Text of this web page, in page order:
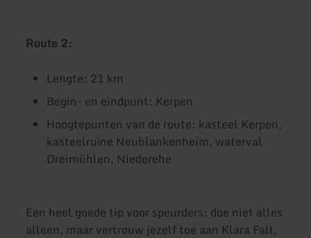
Route 2:
Lengte: 21 km
Begin- en eindpunt: Kerpen
Hoogtepunten van de route: kasteel Kerpen,
kasteelruïne Neublankenheim, waterval
Dreimühlen, Niederehe
Een heel goede tip voor speurders: doe niet alles
alleen, maar vertrouw jezelf toe aan Klara Fall,